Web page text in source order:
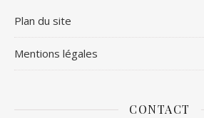
Plan du site
Mentions légales
CONTACT